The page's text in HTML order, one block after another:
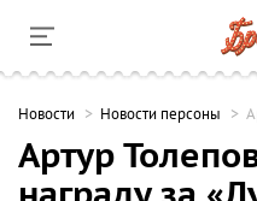
Новости Новости персоны
Артур